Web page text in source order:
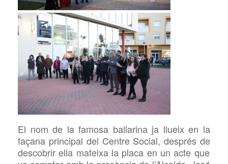
El nom de la famosa ballarinaja llueix en la
façana principal del Centre Social, després de
descobrir ella mateixa la placa en un acte que